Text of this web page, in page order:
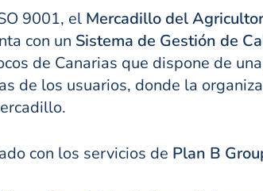
9001, el Mercadillo del
con un Sistema de Gestión de
de Canarias que dispone de una
de los usuarios, donde la
con los servicios de Plan B